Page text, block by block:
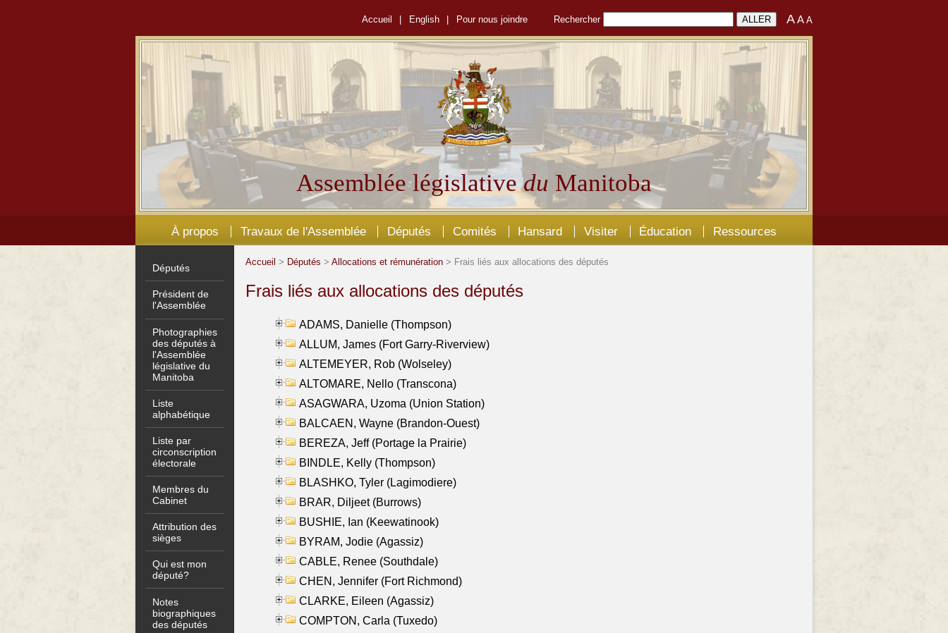
Accueil English Pour nous joindre Rechercher AA A
Assemblée législativedu Manitoba
À propos Travaux de l'Assemblée Députés Comités Hansard Visiter Éducation Ressources
Députés
Président de
l'Assemblée
Photographies
des députés à
l'Assemblée
législative du
Manitoba
Liste
alphabétique
Liste par
circonscription
électorale
Membres du
Cabinet
Attribution des
sièges
Qui est mon
député?
Notes
biographiques
des députés
Accueil > Députés > Allocations et rémunération > Frais liés aux allocations des députés
Frais liés aux allocations des députés
ADAMS, Danielle (Thompson)
ALLUM, James (Fort Garry-Riverview)
ALTEMEYER, Rob (Wolseley)
ALTOMARE, Nello (Transcona)
ASAGWARA, Uzoma (Union Station)
BALCAEN, Wayne (Brandon-Ouest)
BEREZA, Jeff (Portage la Prairie)
BINDLE, Kelly (Thompson)
BLASHKO, Tyler (Lagimodiere)
BRAR, Diljeet (Burrows)
BUSHIE, Ian (Keewatinook)
BYRAM, Jodie (Agassiz)
CABLE, Renee (Southdale)
CHEN, Jennifer (Fort Richmond)
CLARKE, Eileen (Agassiz)
COMPTON, Carla (Tuxedo)